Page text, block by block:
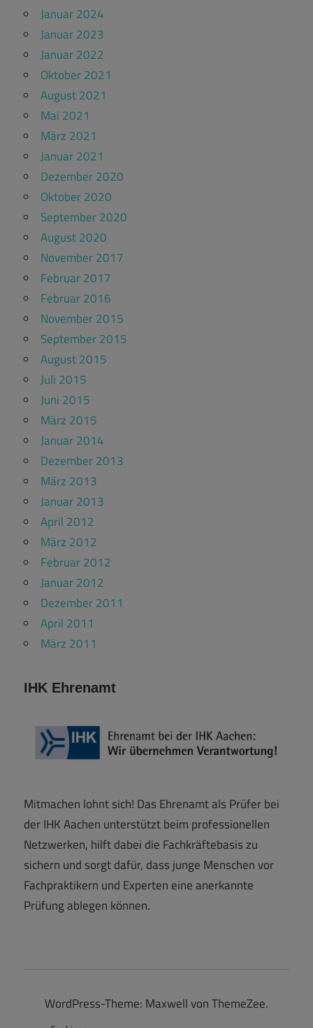
Januar 2024
Januar 2023
Januar 2022
Oktober 2021
August 2021
Mai 2021
März 2021
Januar 2021
Dezember 2020
Oktober 2020
September 2020
August 2020
November 2017
Februar 2017
Februar 2016
November 2015
September 2015
August 2015
Juli 2015
Juni 2015
März 2015
Januar 2014
Dezember 2013
März 2013
Januar 2013
April 2012
März 2012
Februar 2012
Januar 2012
Dezember 2011
April 2011
März 2011
IHK Ehrenamt
Mitmachen lohnt sich! Das Ehrenamt als Prüfer bei
der IHK Aachen unterstützt beim professionellen
Netzwerken, hilft dabei die Fachkräftebasis zu
sichern und sorgt dafür, dass junge Menschen vor
Fachpraktikern und Experten eine anerkannte
Prüfung ablegen können.
WordPress-Theme: Maxwell von ThemeZee.